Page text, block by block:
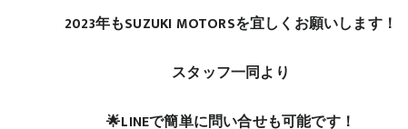
2023年もSUZUKI MOTORSを宜しくお願いします！
スタッフ一同より
🌟LINEで簡単に問い合せも可能です！